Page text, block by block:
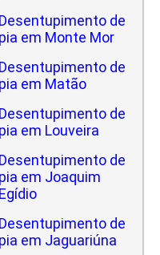
Desentupimento de
pia em Monte Mor
Desentupimento de
pia em Matão
Desentupimento de
pia em Louveira
Desentupimento de
pia em Joaquim
Egídio
Desentupimento de
pia em Jaguariúna